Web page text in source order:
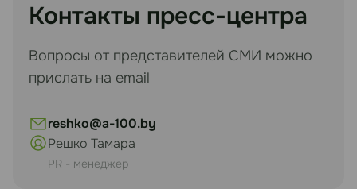
Контакты пресс-центра
Вопросы от представителей СМИ можно
прислать на email
reshko@a-100.by
Решко Тамара
PR - менеджер